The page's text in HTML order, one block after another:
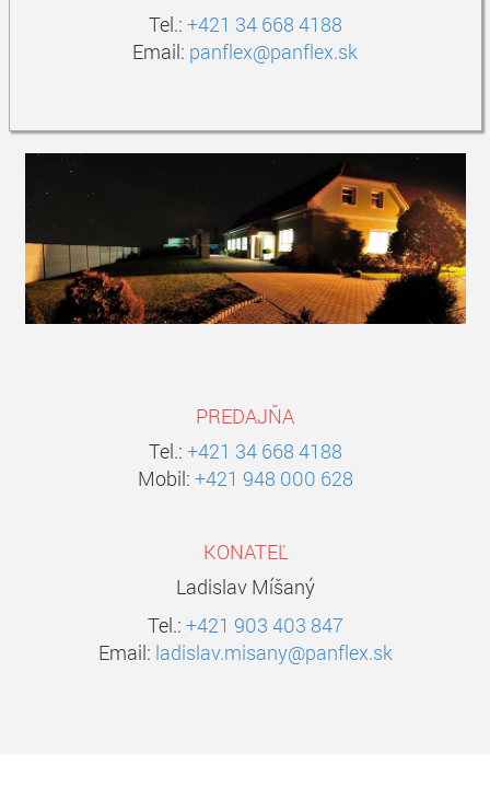
Tel.: +421 34 668 4188
Email: panflex@panflex.sk
PREDAJŇA
Tel.: +421 34 668 4188
Mobil: +421 948 000 628
KONATEĽ
Ladislav Míšaný
Tel.: +421 903 403 847
Email: ladislav.misany@panflex.sk